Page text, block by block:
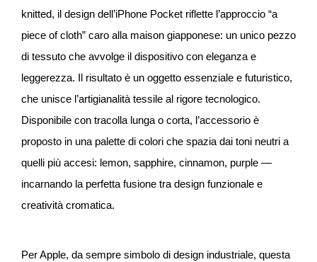
knitted, il design dell’iPhone Pocket riflette l’approccio “a
piece of cloth” caro alla maison giapponese: un unico pezzo
di tessuto che avvolge il dispositivo con eleganza e
leggerezza. Il risultato è un oggetto essenziale e futuristico,
che unisce l’artigianalità tessile al rigore tecnologico.
Disponibile con tracolla lunga o corta, l’accessorio è
proposto in una palette di colori che spazia dai toni neutri a
quelli più accesi: lemon, sapphire, cinnamon, purple —
incarnando la perfetta fusione tra design funzionale e
creatività cromatica.
Per Apple, da sempre simbolo di design industriale, questa